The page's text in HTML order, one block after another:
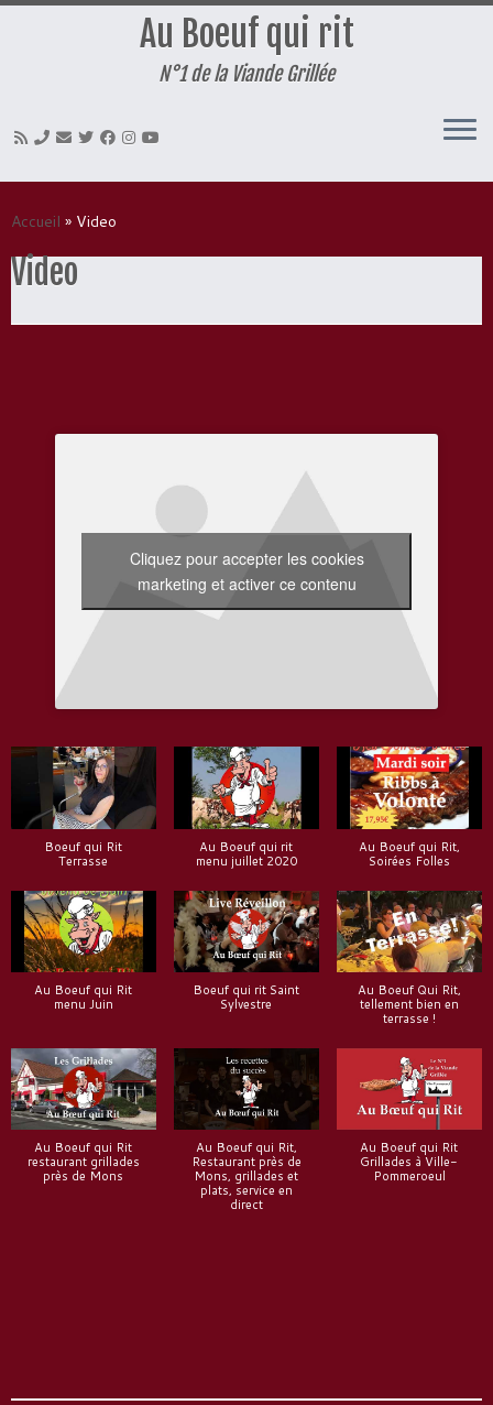
au
Au Boeuf qui rit
N°1 de la Viande Grillée
Accueil » Video
Video
Cliquez pour accepter les cookies
marketing et activer ce contenu
Boeuf qui Rit
Terrasse
Au Boeuf qui rit
menu juillet 2020
Au Boeuf qui Rit,
Soirées Folles
Au Boeuf qui Rit
menu Juin
Boeuf qui rit Saint
Sylvestre
Au Boeuf Qui Rit,
tellement bien en
terrasse !
Au Boeuf qui Rit
restaurant grillades
près de Mons
Au Boeuf qui Rit,
Restaurant près de
Mons, grillades et
plats, service en
direct
Au Boeuf qui Rit
Grillades à Ville-
Pommeroeul